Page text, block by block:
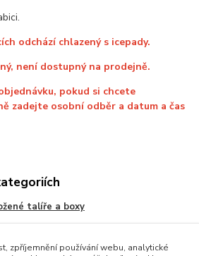
odchází chlazený s icepady.
není dostupný na prodejně.
pokud si chcete
zadejte osobní odběr a datum a čas
talíře a boxy
zpříjemnění používání webu, analytické